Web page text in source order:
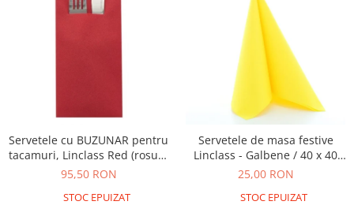
Servetele cu BUZUNAR pentru
tacamuri, Linclass Red (rosu) /
40 x 40 cm / 75 buc
95,50 RON
STOC EPUIZAT
Servetele de masa festive
Linclass - Galbene / 40 x 40
cm / 20 buc
25,00 RON
STOC EPUIZAT